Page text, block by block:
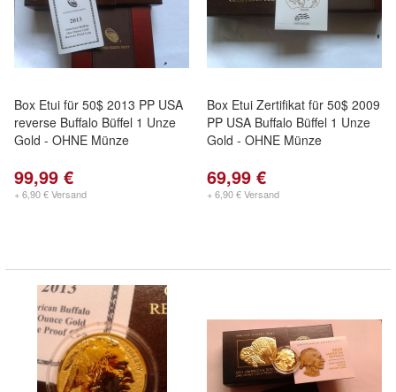
Box Etui für 50$ 2013 PP USA
reverse Buffalo Büffel 1 Unze
Gold - OHNE Münze
99,99 €
+ 6,90 € Versand
Box Etui Zertifikat für 50$ 2009
PP USA Buffalo Büffel 1 Unze
Gold - OHNE Münze
69,99 €
+ 6,90 € Versand